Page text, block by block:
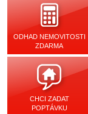
ODHAD NEMOVITOSTI
ZDARMA
CHCI ZADAT
POPTÁVKU